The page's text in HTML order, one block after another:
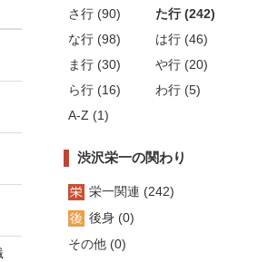
さ行 (90)
た行 (242)
な行 (98)
は行 (46)
ま行 (30)
や行 (20)
ら行 (16)
わ行 (5)
A-Z (1)
渋沢栄一の関わり
栄一関連 (242)
後身 (0)
その他 (0)